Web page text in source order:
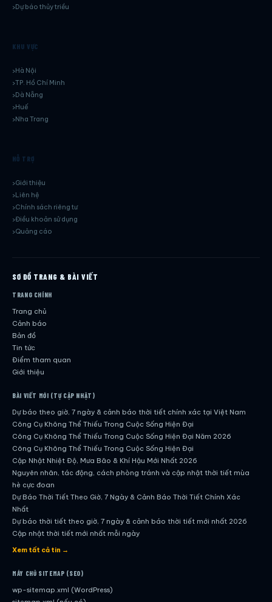
Dự báo thủy triều
KHU VỰC
Hà Nội
TP. Hồ Chí Minh
Dà Nẵng
Huế
Nha Trang
HỖ TRỢ
Giới thiệu
Liên hệ
Chính sách riêng tư
Điều khoản sử dụng
Quảng cáo
SƠ ĐỒ TRANG & BÀI VIẾT
TRANG CHÍNH
Trang chủ
Cảnh báo
Bản đồ
Tin tức
Điểm tham quan
Giới thiệu
BÀI VIẾT MỚI (TỰ CẬP NHẬT)
Dự báo theo giờ, 7 ngày & cảnh báo thời tiết chính xác tại Việt Nam
Công Cụ Không Thể Thiếu Trong Cuộc Sống Hiện Đại
Công Cụ Không Thể Thiếu Trong Cuộc Sống Hiện Đại Năm 2026
Công Cụ Không Thể Thiếu Trong Cuộc Sống Hiện Đại
Cập Nhật Nhiệt Độ, Mưa Bão & Khí Hậu Mới Nhất 2026
Nguyên nhân, tác động, cách phòng tránh và cập nhật thời tiết mùa
hè cực đoan
Dự Báo Thời Tiết Theo Giờ, 7 Ngày & Cảnh Báo Thời Tiết Chính Xác
Nhất
Dự báo thời tiết theo giờ, 7 ngày & cảnh báo thời tiết mới nhất 2026
Cập nhật thời tiết mới nhất mỗi ngày
Hướng dẫn đầy đủ về dự báo thời tiết hiện đại
Dự Báo Thời Tiết Theo Giờ, 7 Ngày & Cảnh Báo Thời Tiết Chính Xác
Công Cụ Không Thể Thiếu Trong Cuộc Sống Hiện Đại
Xem tất cả tin →
MÁY CHỦ SITEMAP (SEO)
wp-sitemap.xml (WordPress)